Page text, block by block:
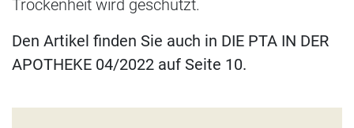
Trockenheit wird geschützt.
Den Artikel finden Sie auch in DIE PTA IN DER
APOTHEKE 04/2022 auf Seite 10.